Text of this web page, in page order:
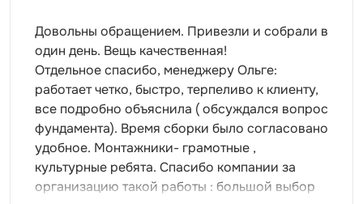
Довольны обращением. Привезли и собрали в
один день. Вещь качественная!
Отдельное спасибо, менеджеру Ольге:
работает четко, быстро, терпеливо к клиенту,
все подробно объяснила ( обсуждался вопрос
фундамента). Время сборки было согласовано
удобное. Монтажники- грамотные ,
культурные ребята. Спасибо компании за
организацию такой работы : большой выбор